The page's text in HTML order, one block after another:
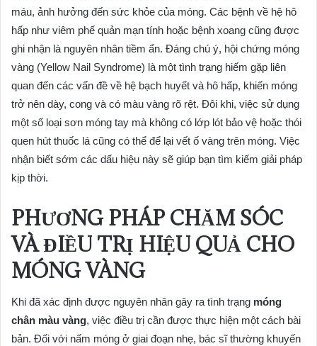
máu, ảnh hưởng đến sức khỏe của móng. Các bệnh về hệ hô
hấp như viêm phế quản mạn tính hoặc bệnh xoang cũng được
ghi nhận là nguyên nhân tiềm ẩn. Đáng chú ý, hội chứng móng
vàng (Yellow Nail Syndrome) là một tình trạng hiếm gặp liên
quan đến các vấn đề về hệ bạch huyết và hô hấp, khiến móng
trở nên dày, cong và có màu vàng rõ rệt. Đôi khi, việc sử dụng
một số loại sơn móng tay mà không có lớp lót bảo vệ hoặc thói
quen hút thuốc lá cũng có thể để lại vết ố vàng trên móng. Việc
nhận biết sớm các dấu hiệu này sẽ giúp bạn tìm kiếm giải pháp
kịp thời.
PHƯƠNG PHÁP CHĂM SÓC
VÀ ĐIỀU TRỊ HIỆU QUẢ CHO
MÓNG VÀNG
Khi đã xác định được nguyên nhân gây ra tình trạng móng
chân màu vàng, việc điều trị cần được thực hiện một cách bài
bản. Đối với nấm móng ở giai đoạn nhẹ, bác sĩ thường khuyến